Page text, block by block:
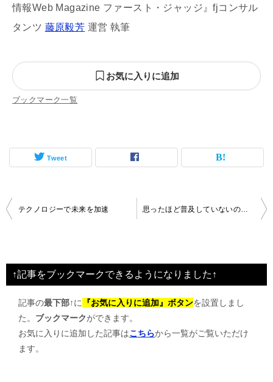
情報Web Magazine ファースト・ジャッジ』fjコンサル
タンツ 藤原毅芳 運営 執筆
お気に入りに追加
ブックマーク一覧
Tweet
投
ビ
ゲ
テクノロジーで未来を加速
↑記事をブックマークできるようになりました↑
記事の最下部↑に 『お気に入りに追加』ボタンを設置しまし
た。 ブックマークができます。
お気に入りに追加した記事はこちらから一覧がご覧いただけ
ます。